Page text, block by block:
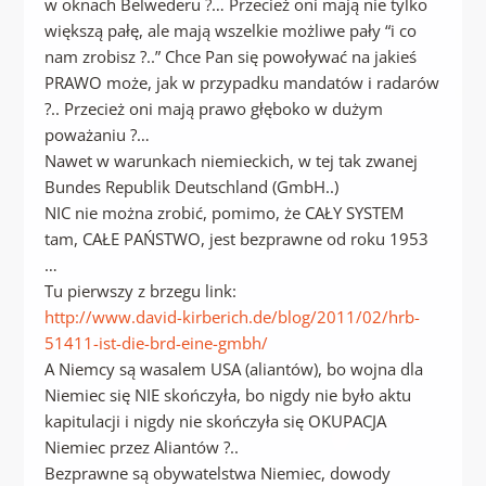
w oknach Belwederu ?… Przecież oni mają nie tylko
większą pałę, ale mają wszelkie możliwe pały “i co
nam zrobisz ?..” Chce Pan się powoływać na jakieś
PRAWO może, jak w przypadku mandatów i radarów
?.. Przecież oni mają prawo głęboko w dużym
poważaniu ?…
Nawet w warunkach niemieckich, w tej tak zwanej
Bundes Republik Deutschland (GmbH..)
NIC nie można zrobić, pomimo, że CAŁY SYSTEM
tam, CAŁE PAŃSTWO, jest bezprawne od roku 1953
…
Tu pierwszy z brzegu link:
http://www.david-kirberich.de/blog/2011/02/hrb-
51411-ist-die-brd-eine-gmbh/
A Niemcy są wasalem USA (aliantów), bo wojna dla
Niemiec się NIE skończyła, bo nigdy nie było aktu
kapitulacji i nigdy nie skończyła się OKUPACJA
Niemiec przez Aliantów ?..
Bezprawne są obywatelstwa Niemiec, dowody